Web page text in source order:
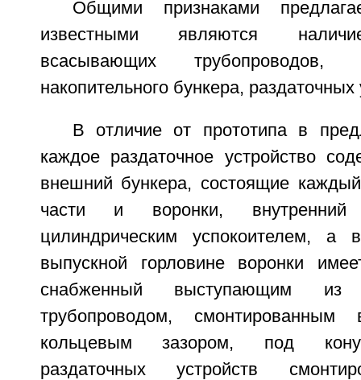
Общими признаками
известными являются
всасывающих трубопроводов,
накопительного бункера, раздаточных
В отличие от прототипа в
каждое раздаточное устройство
внешний бункера, состоящие
части и воронки,
цилиндрическим успокоителем, а
выпускной горловине воронки
снабженный выступающим
трубопроводом,
кольцевым зазором, под
раздаточных устройств